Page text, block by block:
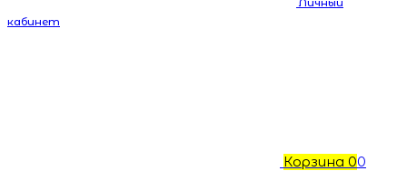
кабинет
Корзина 00